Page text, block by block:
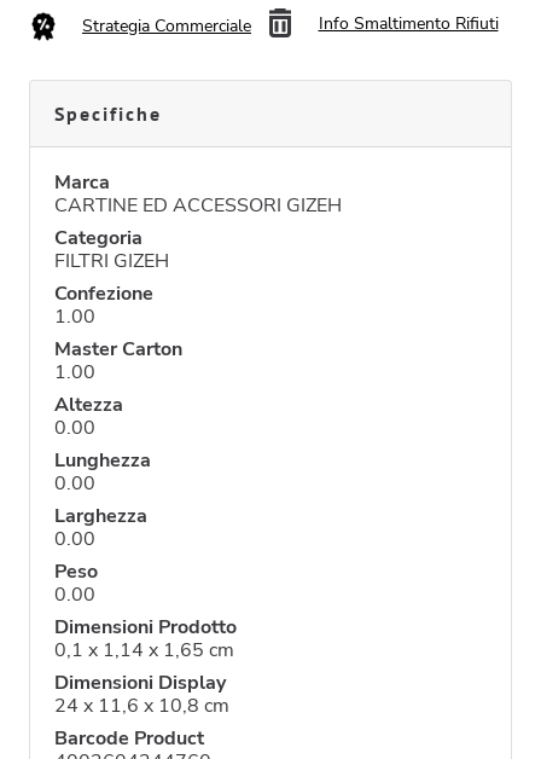
Strategia Commerciale Info Smaltimento Rifiuti
Specifiche
Marca
CARTINE ED ACCESSORI GIZEH
Categoria
FILTRI GIZEH
Confezione
1.00
Master Carton
1.00
Altezza
0.00
Lunghezza
0.00
Larghezza
0.00
Peso
0.00
Dimensioni Prodotto
0,1 x 1,14 x 1,65 cm
Dimensioni Display
24 x 11,6 x 10,8 cm
Barcode Product